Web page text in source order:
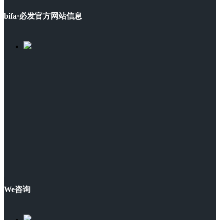
bifa·必发官方网站信息
We咨询